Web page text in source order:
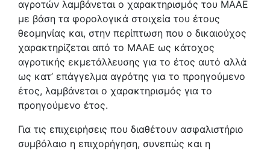
αγροτών λαμβάνεται ο χαρακτηρισμός του ΜΑΑΕ
με βάση τα φορολογικά στοιχεία του έτους
θεομηνίας και, στην περίπτωση που ο δικαιούχος
χαρακτηρίζεται από το ΜΑΑΕ ως κάτοχος
αγροτικής εκμετάλλευσης για το έτος αυτό αλλά
ως κατ’ επάγγελμα αγρότης για το προηγούμενο
έτος, λαμβάνεται ο χαρακτηρισμός για το
προηγούμενο έτος.
Για τις επιχειρήσεις που διαθέτουν ασφαλιστήριο
συμβόλαιο η επιχορήγηση, συνεπώς και η